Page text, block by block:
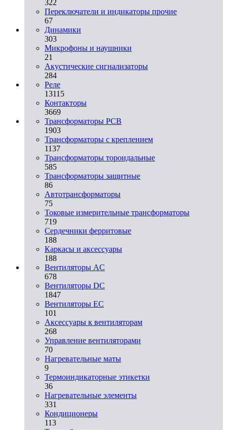
322
Переключатели и индикаторы прочие
67
Динамики
303
Микрофоны и наушники
21
Акустические сигнализаторы
284
Реле
13115
Контакторы
3669
Трансформаторы PCB
1903
Трансформаторы с креплением
1137
Трансформаторы тороидальные
585
Трансформаторы защитные
86
Автотрансформаторы
75
Токовые измерительные трансформаторы
719
Сердечники ферритовые
188
Каркасы и аксессуары
188
Вентиляторы AC
678
Вентиляторы DC
1847
Вентиляторы EC
101
Аксессуары к вентиляторам
268
Управление вентиляторами
70
Нагревательные маты
9
Термоиндикаторные этикетки
36
Нагревательные элементы
331
Кондиционеры
113